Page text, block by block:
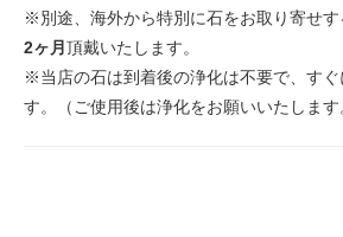
※別途、海外から特別に石をお取り寄せす
2ヶ月 頂戴いたします。
※当店の石は到着後の浄化は不要で、すぐ
す。（ご使用後は浄化をお願いいたします